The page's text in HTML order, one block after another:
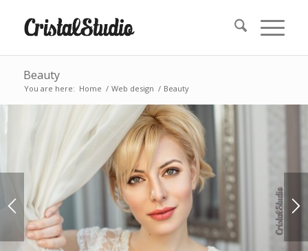
Beauty
You are here: Home / Web design / Beauty